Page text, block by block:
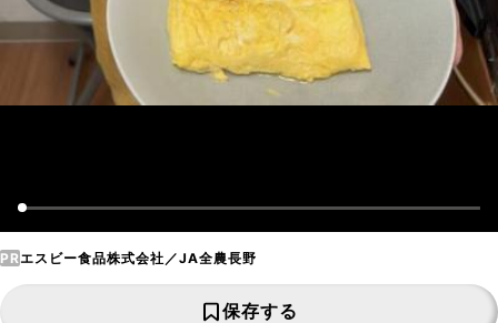
PRエスビー食品株式会社／JA全農長野
保存する